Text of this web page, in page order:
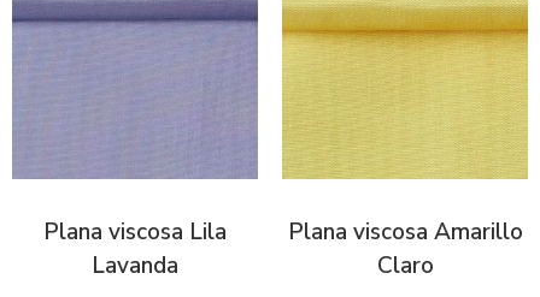
Plana viscosa Lila
Lavanda
Plana viscosa Amarillo
Claro